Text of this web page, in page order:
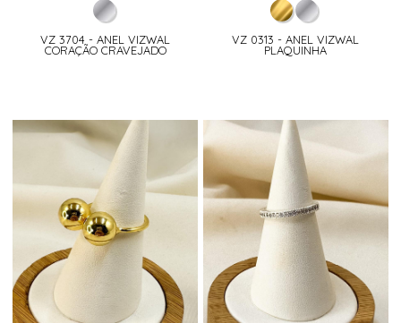
VZ 3704 - ANEL VIZWAL
CORAÇÃO CRAVEJADO
VZ 0313 - ANEL VIZWAL
PLAQUINHA